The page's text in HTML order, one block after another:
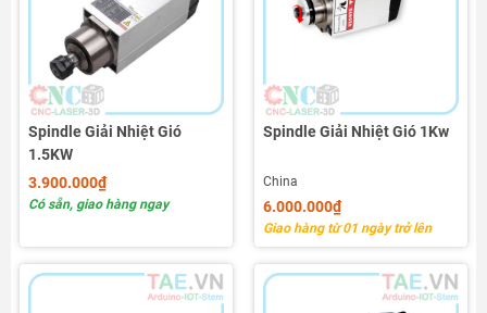
Spindle Giải Nhiệt Gió
1.5KW
3.900.000₫
Có sẵn, giao hàng ngay
Spindle Giải Nhiệt Gió 1Kw
China
6.000.000₫
Giao hàng từ 01 ngày trở lên